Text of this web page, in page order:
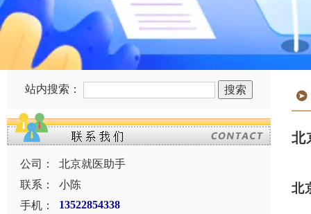
站内搜索：
公司：
北京就医助手
联系：
小陈
手机：
13522854338
北
北